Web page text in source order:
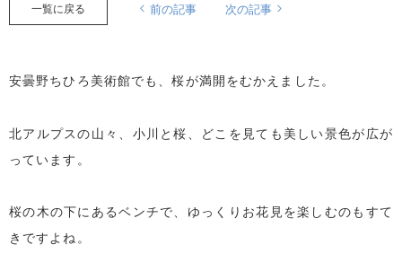
一覧に戻る 前の記事 次の記事
安曇野ちひろ美術館でも、桜が満開をむかえました。
北アルプスの山々、小川と桜、どこを見ても美しい景色が広が
っています。
桜の木の下にあるベンチで、ゆっくりお花見を楽しむのもすて
きですよね。